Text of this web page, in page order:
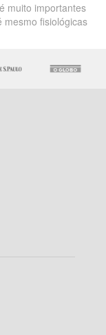
muito importantes
mesmo fisiológicas